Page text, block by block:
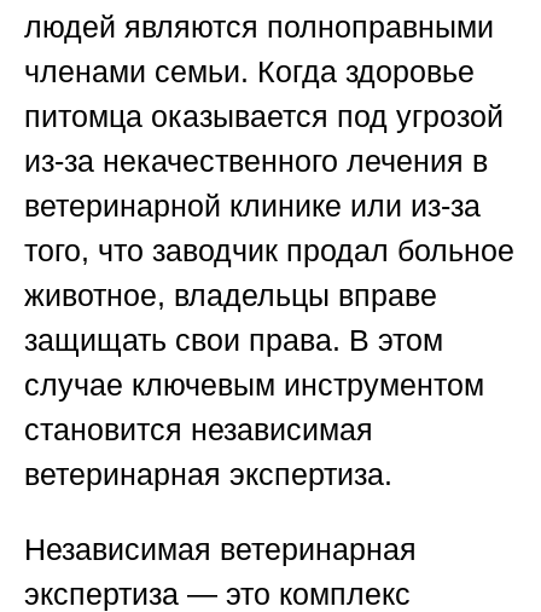
людей являются полноправными
членами семьи. Когда здоровье
питомца оказывается под угрозой
из-за некачественного лечения в
ветеринарной клинике или из-за
того, что заводчик продал больное
животное, владельцы вправе
защищать свои права. В этом
случае ключевым инструментом
становится независимая
ветеринарная экспертиза.
Независимая ветеринарная
экспертиза — это комплекс